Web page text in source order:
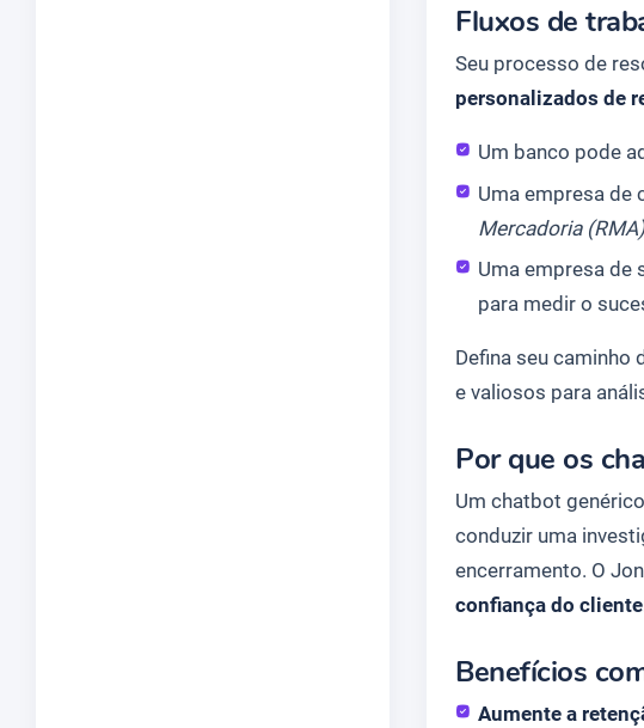
Fluxos de
Seu processo de
personalizados de
Um banco pode
Uma empresa de
Mercadoria
Uma empresa de
para medir o
Defina seu caminho
e valiosos para
Por que os
Um chatbot
conduzir uma
encerramento. O
confiança do cliente
Benefícios
Aumente a